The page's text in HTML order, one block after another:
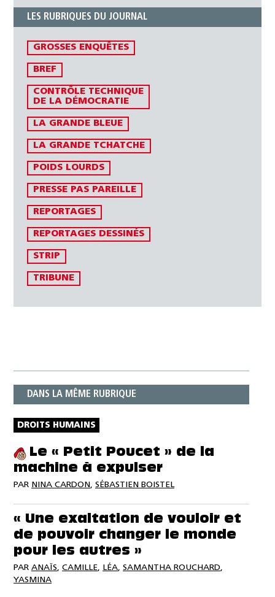
LES RUBRIQUES DU JOURNAL
GROSSES ENQUÊTES
BREF
CONTRÔLE TECHNIQUE
DE LA DÉMOCRATIE
LA GRANDE BLEUE
LA GRANDE TCHATCHE
POIDS LOURDS
PRESSE PAS PAREILLE
REPORTAGES
REPORTAGES DESSINÉS
STRIP
TRIBUNE
DANS LA MÊME RUBRIQUE
DROITS HUMAINS
Le « Petit Poucet » de la
machine à expulser
PAR NINA CARDON, SÉBASTIEN BOISTEL
« Une exaltation de vouloir et
de pouvoir changer le monde
pour les autres »
PAR ANAÏS, CAMILLE, LÉA, SAMANTHA ROUCHARD,
YASMINA